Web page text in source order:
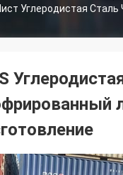
Углеродистая